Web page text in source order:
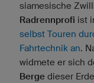
siamesische
Radrennprofi ist
selbst Touren
Fahrtechnik an.
widmete er sich
Berge dieser